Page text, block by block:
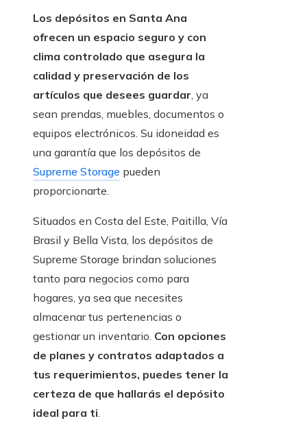
Los depósitos en Santa Ana
ofrecen un espacio seguro y con
clima controlado que asegura la
calidad y preservación de los
artículos que desees guardar , ya
sean prendas, muebles, documentos o
equipos electrónicos. Su idoneidad es
una garantía que los depósitos de
Supreme Storage pueden
proporcionarte.
Situados en Costa del Este, Paitilla, Vía
Brasil y Bella Vista, los depósitos de
Supreme Storage brindan soluciones
tanto para negocios como para
hogares, ya sea que necesites
almacenar tus pertenencias o
gestionar un inventario. Con opciones
de planes y contratos adaptados a
tus requerimientos, puedes tener la
certeza de que hallarás el depósito
ideal para ti